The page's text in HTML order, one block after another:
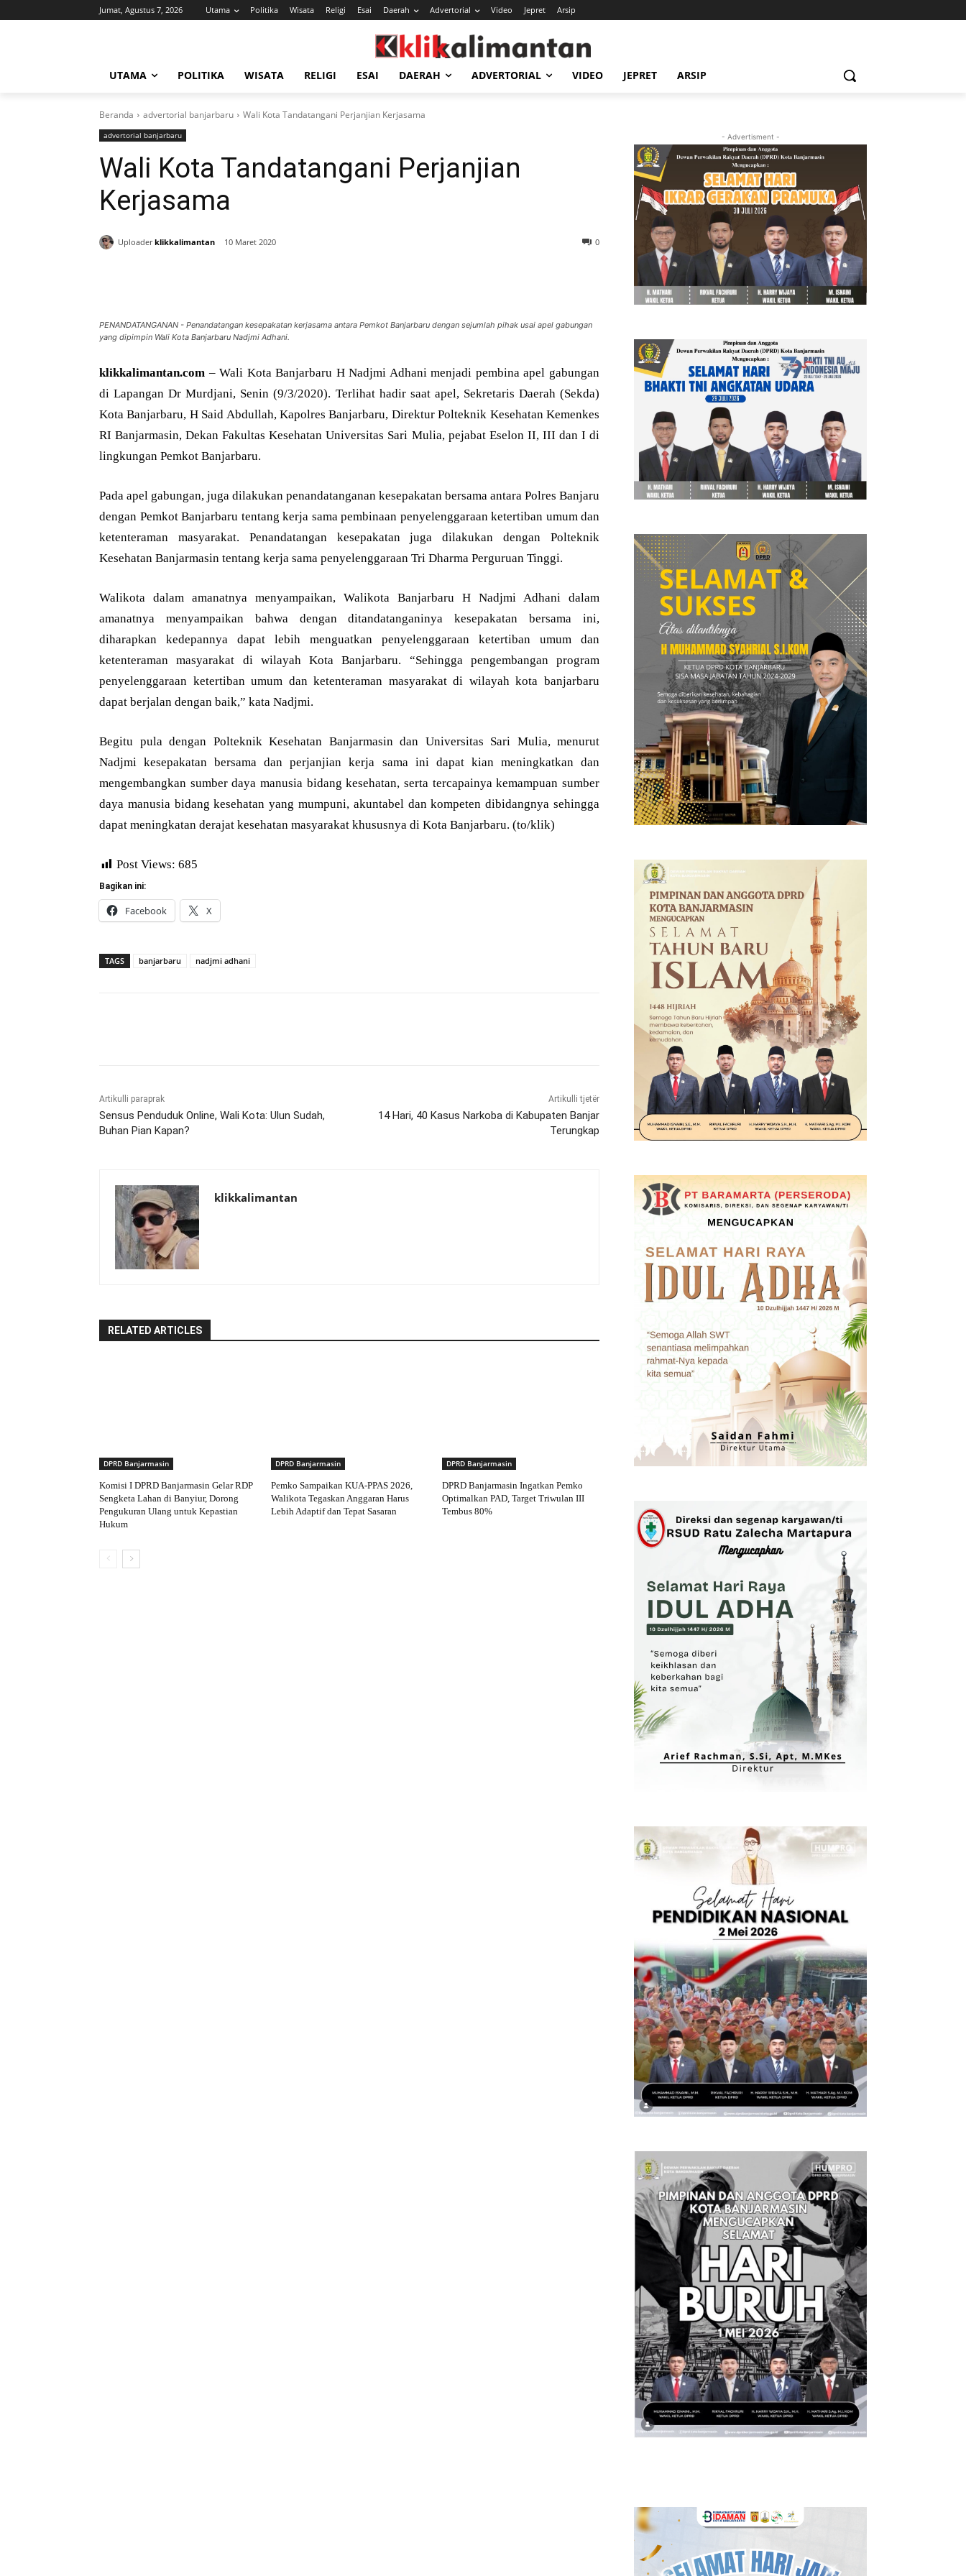
Jumat, Agustus 7, 2026 Utama Politika Wisata Religi Esai Daerah Advertorial Video Jepret Arsip
UTAMA POLITIKA WISATA RELIGI ESAI DAERAH ADVERTORIAL VIDEO JEPRET ARSIP
Beranda advertorial banjarbaru Wali Kota Tandatangani Perjanjian Kerjasama
advertorial banjarbaru
Wali Kota Tandatangani Perjanjian
Kerjasama
Uploader klikkalimantan 10 Maret 2020 0
PENANDATANGANAN - Penandatangan kesepakatan kerjasama antara Pemkot Banjarbaru dengan sejumlah pihak usai apel gabungan
yang dipimpin Wali Kota Banjarbaru Nadjmi Adhani.
klikkalimantan.com – Wali Kota Banjarbaru H Nadjmi Adhani menjadi pembina apel gabungan
di Lapangan Dr Murdjani, Senin (9/3/2020). Terlihat hadir saat apel, Sekretaris Daerah (Sekda)
Kota Banjarbaru, H Said Abdullah, Kapolres Banjarbaru, Direktur Polteknik Kesehatan Kemenkes
RI Banjarmasin, Dekan Fakultas Kesehatan Universitas Sari Mulia, pejabat Eselon II, III dan I di
lingkungan Pemkot Banjarbaru.
Pada apel gabungan, juga dilakukan penandatanganan kesepakatan bersama antara Polres Banjaru
dengan Pemkot Banjarbaru tentang kerja sama pembinaan penyelenggaraan ketertiban umum dan
ketenteraman masyarakat. Penandatangan kesepakatan juga dilakukan dengan Polteknik
Kesehatan Banjarmasin tentang kerja sama penyelenggaraan Tri Dharma Perguruan Tinggi.
Walikota dalam amanatnya menyampaikan, Walikota Banjarbaru H Nadjmi Adhani dalam
amanatnya menyampaikan bahwa dengan ditandatanganinya kesepakatan bersama ini,
diharapkan kedepannya dapat lebih menguatkan penyelenggaraan ketertiban umum dan
ketenteraman masyarakat di wilayah Kota Banjarbaru. “Sehingga pengembangan program
penyelenggaraan ketertiban umum dan ketenteraman masyarakat di wilayah kota banjarbaru
dapat berjalan dengan baik,” kata Nadjmi.
Begitu pula dengan Polteknik Kesehatan Banjarmasin dan Universitas Sari Mulia, menurut
Nadjmi kesepakatan bersama dan perjanjian kerja sama ini dapat kian meningkatkan dan
mengembangkan sumber daya manusia bidang kesehatan, serta tercapainya kemampuan sumber
daya manusia bidang kesehatan yang mumpuni, akuntabel dan kompeten dibidangnya sehingga
dapat meningkatan derajat kesehatan masyarakat khususnya di Kota Banjarbaru. (to/klik)
Post Views: 685
Bagikan ini:
Facebook X
TAGS banjarbaru nadjmi adhani
Artikulli paraprak
Sensus Penduduk Online, Wali Kota: Ulun Sudah,
Buhan Pian Kapan?
Artikulli tjetër
14 Hari, 40 Kasus Narkoba di Kabupaten Banjar
Terungkap
klikkalimantan
RELATED ARTICLES
DPRD Banjarmasin
Komisi I DPRD Banjarmasin Gelar RDP
Sengketa Lahan di Banyiur, Dorong
Pengukuran Ulang untuk Kepastian
Hukum
DPRD Banjarmasin
Pemko Sampaikan KUA-PPAS 2026,
Walikota Tegaskan Anggaran Harus
Lebih Adaptif dan Tepat Sasaran
DPRD Banjarmasin
DPRD Banjarmasin Ingatkan Pemko
Optimalkan PAD, Target Triwulan III
Tembus 80%
- Advertisment -